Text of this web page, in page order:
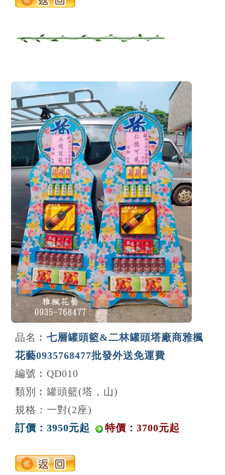
品名︰七層罐頭籃&二林罐頭塔廠商雅楓
花藝0935768477批發外送免運費
編號︰QD010
類別︰罐頭籃(塔，山)
規格：一對(2座)
訂價：3950元起
特價：3700元起